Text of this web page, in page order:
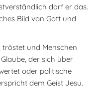
darf er das.
Bild von Gott und
und Menschen
der sich über
oder politische
dem Geist Jesu.